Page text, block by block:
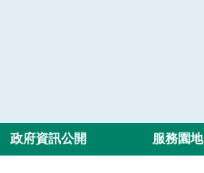
政府資訊公開 服務園地